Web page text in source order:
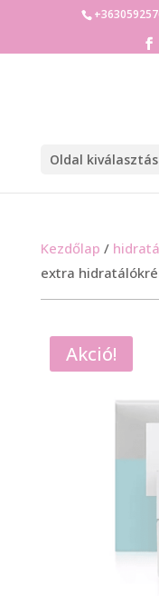
Oldal
Kezdőlap /
extra
Akció!